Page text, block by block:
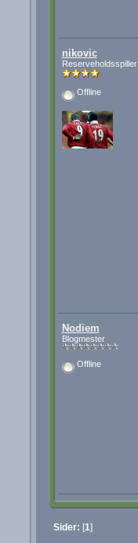
nikovic
Reserveholdsspiller
Offline
Nodiem
Blogmester
Offline
Sider: [1]